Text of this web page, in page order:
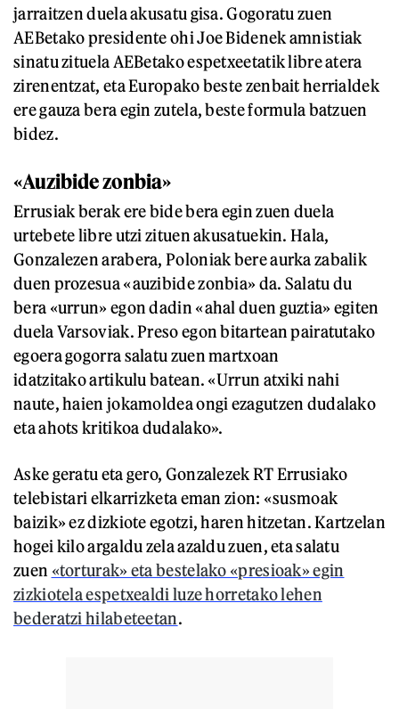
jarraitzen duela akusatu gisa. Gogoratu zuen
AEBetako presidente ohi Joe Bidenek amnistiak
sinatu zituela AEBetako espetxeetatik libre atera
zirenentzat, eta Europako beste zenbait herrialdek
ere gauza bera egin zutela, beste formula batzuen
bidez.
«Auzibide zonbia»
Errusiak berak ere bide bera egin zuen duela
urtebete libre utzi zituen akusatuekin. Hala,
Gonzalezen arabera, Poloniak bere aurka zabalik
duen prozesua «auzibide zonbia» da. Salatu du
bera «urrun» egon dadin «ahal duen guztia» egiten
duela Varsoviak. Preso egon bitartean pairatutako
egoera gogorra salatu zuen martxoan
idatzitako artikulu batean. «Urrun atxiki nahi
naute, haien jokamoldea ongi ezagutzen dudalako
eta ahots kritikoa dudalako».
Aske geratu eta gero, Gonzalezek RT Errusiako
telebistari elkarrizketa eman zion: «susmoak
baizik» ez dizkiote egotzi, haren hitzetan. Kartzelan
hogei kilo argaldu zela azaldu zuen, eta salatu
zuen «torturak» eta bestelako «presioak» egin
zizkiotela espetxealdi luze horretako lehen
bederatzi hilabeteetan.